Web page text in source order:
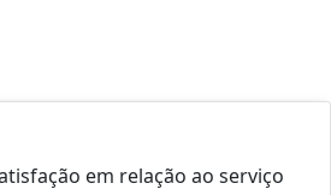
em relação ao serviço